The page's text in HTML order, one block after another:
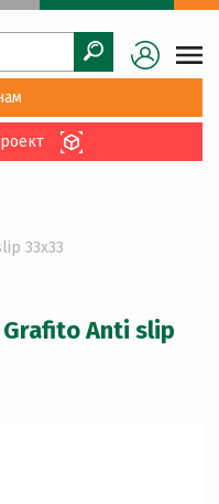
33x33
Grafito Anti slip